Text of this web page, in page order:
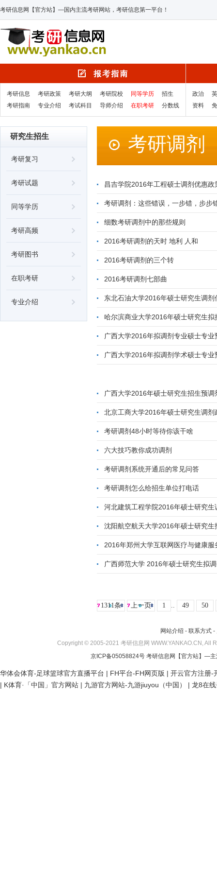
考研信息网【官方站】—国内主流考研网站，考研信息第一平台！
考研信息 考研政策 考研大纲 考研院校 同等学历
招生
考研指南
专业介绍 考试科目 导师介绍 在职考研 分数线
政治
资料
研究生招生
考研复习
考研试题
同等学历
考研高频
考研图书
在职考研
专业介绍
考研调剂
昌吉学院2016年工程硕士调剂优惠政
考研调剂：这些错误，一步错，步步
细数考研调剂中的那些规则
2016考研调剂的天时 地利 人和
2016考研调剂的三个转
2016考研调剂七部曲
东北石油大学2016年硕士研究生调剂
哈尔滨商业大学2016年硕士研究生拟
广西大学2016年拟调剂专业硕士专业
广西大学2016年拟调剂学术硕士专业
广西大学2016年硕士研究生招生预调
北京工商大学2016年硕士研究生调剂
考研调剂48小时等待你该干啥
六大技巧教你成功调剂
考研调剂系统开通后的常见问答
考研调剂怎么给招生单位打电话
河北建筑工程学院2016年硕士研究生
沈阳航空航天大学2016年硕士研究生
2016年郑州大学互联网医疗与健康
广西师范大学 2016年硕士研究生拟
1311条 上一页 1 .. 49 50
网站介绍 - 联系方式 -
Copyright © 2005-2021 考研信息网 WWW.YANKAO.CN,
京ICP备05058824号 考研信息网 【官方站】—
华体会体育-足球篮球官方直播平台 | FH平台-FH网页版 | 开云官方注册-
| K体育·「中国」官方网站 | 九游官方网站-九游jiuyou（中国） | 龙8在